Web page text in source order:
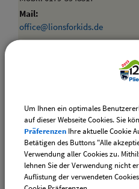
Mail:
office@lionsforkids.de
Detailansicht
Anzahl der insgesamt gelisteten Elemente:
Weiterführende Links
Um Ihnen ein optimales
auf dieser Webseite Cookies. Sie
Präferenzen Ihre aktuelle Cookie
Betätigen des Buttons "Alle
Verwendung aller Cookies zu.
lehnen Sie der Verwendung nicht
Auflistung der verwendeten